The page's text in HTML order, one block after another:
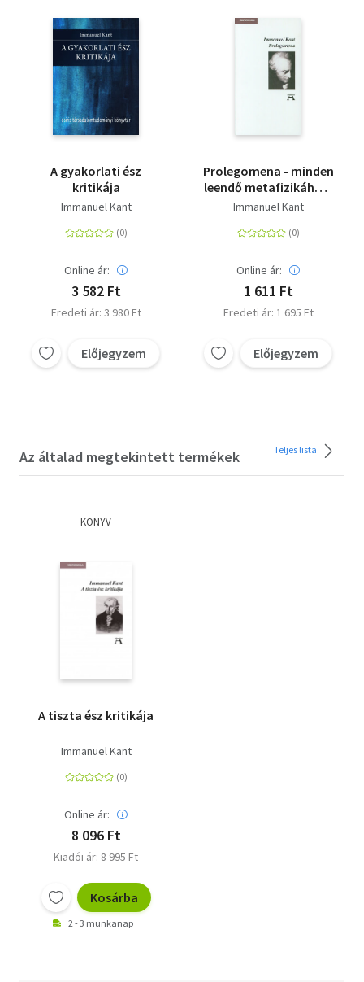
A gyakorlati ész
kritikája
Immanuel Kant
Online ár:
3 582 Ft
Eredeti ár: 3 980 Ft
Előjegyzem
Prolegomena - minden
leendő metafizikához,
amely tudományként
Immanuel Kant
Online ár:
1 611 Ft
Eredeti ár: 1 695 Ft
Előjegyzem
Az általad megtekintett termékek Teljes lista
KÖNYV
A tiszta ész kritikája
Immanuel Kant
Online ár:
8 096 Ft
Kiadói ár: 8 995 Ft
Kosárba
2 - 3 munkanap